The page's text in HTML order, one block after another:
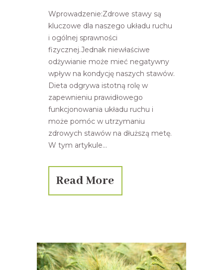
Wprowadzenie:Zdrowe stawy są
kluczowe dla naszego układu ruchu
i ogólnej sprawności
fizycznej.Jednak niewłaściwe
odżywianie może mieć negatywny
wpływ na kondycję naszych stawów.
Dieta odgrywa istotną rolę w
zapewnieniu prawidłowego
funkcjonowania układu ruchu i
może pomóc w utrzymaniu
zdrowych stawów na dłuższą metę.
W tym artykule...
Read More